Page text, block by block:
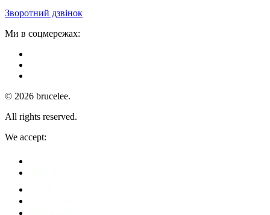
Зворотний дзвінок
Ми в соцмережах:
© 2026 brucelee.
All rights reserved.
We accept: